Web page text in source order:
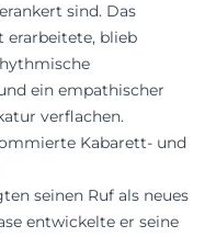
sind. Das
erarbeitete, blieb
ein empathischer
verflachen.
Kabarett‑ und
seinen Ruf als neues
entwickelte er seine